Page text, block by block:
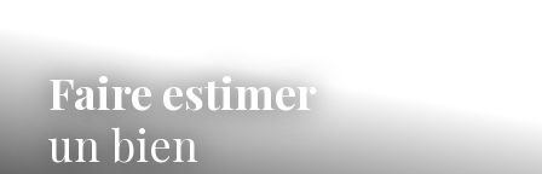
Faire estimer
un bien